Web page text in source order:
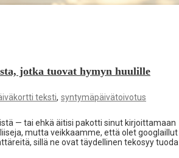
jotka tuovat hymyn huulille
teksti, syntymäpäivätoivotus
— tai ehkä äitisi pakotti sinut kirjoittamaan
mutta veikkaamme, että olet googlaillut
sillä ne ovat täydellinen tekosyy tuoda